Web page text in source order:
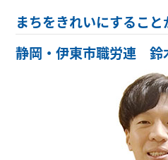
まちをきれいにするこ
静岡・伊東市職労連 鈴